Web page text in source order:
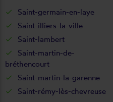
Saint-germain-en-laye
Saint-illiers-la-ville
Saint-lambert
Saint-martin-de-
bréthencourt
Saint-martin-la-garenne
Saint-rémy-lès-chevreuse